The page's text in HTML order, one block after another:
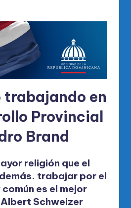
trabajando en
Provincial
Brand
religión que el
trabajar por el
es el mejor
Schweizer